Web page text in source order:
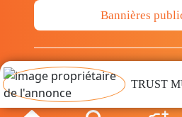
Bannières
© Copyright 2014-2026
les droits sont